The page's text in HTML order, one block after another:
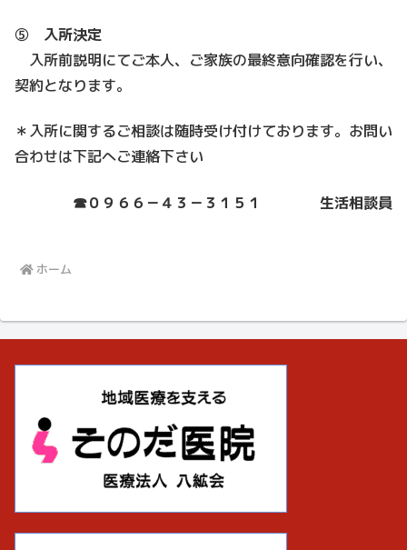
⑤ 入所決定
入所前説明にてご本人、ご家族の最終意向確認を行い、
契約となります。
＊入所に関するご相談は随時受け付けております。お問い
合わせは下記へご連絡下さい
☎０９６６－４３－３１５１ 生活相談員
ホーム